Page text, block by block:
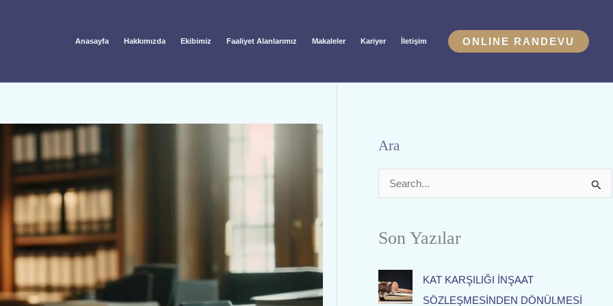
Anasayfa Hakkımızda Ekibimiz Faaliyet Alanlarımız Makaleler Kariyer İletişim ONLINE RANDEVU
Ara
c
h
Son Yazılar
KAT KARŞILIĞI İNŞAAT
SÖZLEŞMESİNDEN DÖNÜLMESİ